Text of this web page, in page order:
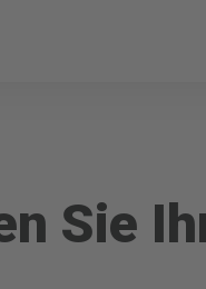
Sie